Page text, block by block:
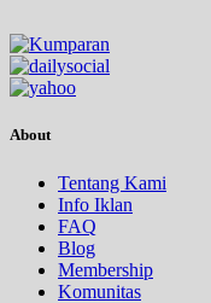
About
Tentang Kami
Info Iklan
FAQ
Blog
Membership
Komunitas